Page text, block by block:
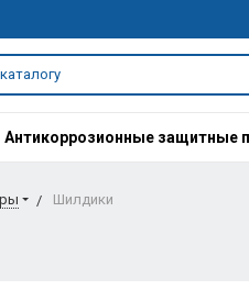
Антикоррозионные защитные
Шилдики